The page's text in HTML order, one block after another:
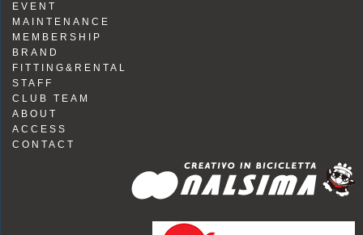
EVENT
MAINTENANCE
MEMBERSHIP
BRAND
FITTING&RENTAL
STAFF
CLUB TEAM
ABOUT
ACCESS
CONTACT